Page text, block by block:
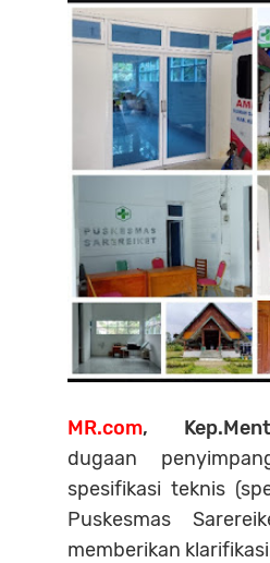
MR.com,
dugaan
spesifikasi teknis
Puskesmas
memberikan